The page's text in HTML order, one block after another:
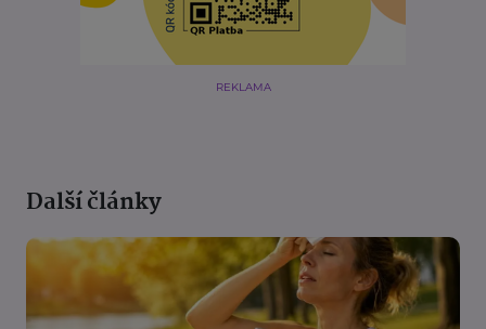
REKLAMA
Další články